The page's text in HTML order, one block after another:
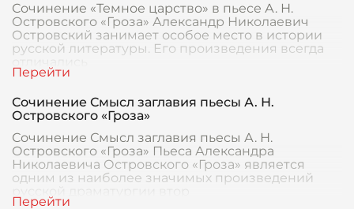
Сочинение «Темное царство» в пьесе А. Н.
Островского «Гроза» Александр Николаевич
Островский занимает особое место в истории
русской литературы. Его произведения всегда
Сочинение Смысл заглавия пьесы А. Н.
Островского «Гроза»
Сочинение Смысл заглавия пьесы А. Н.
Островского «Гроза» Пьеса Александра
Николаевича Островского «Гроза» является
одним из наиболее значимых произведений